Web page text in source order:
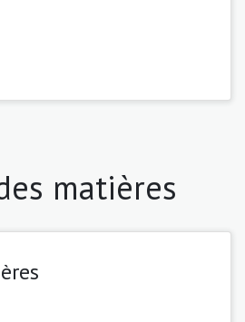
matières